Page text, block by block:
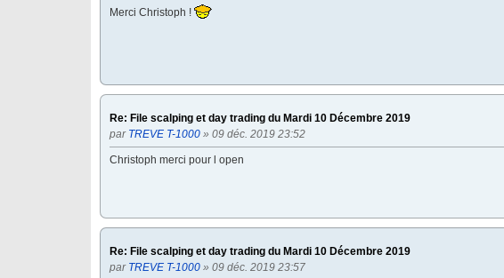
Merci Christoph !
Re: File scalping et day trading du Mardi 10 Décembre 2019
par TREVE T-1000 » 09 déc. 2019 23:52
Christoph merci pour l open
Re: File scalping et day trading du Mardi 10 Décembre 2019
par TREVE T-1000 » 09 déc. 2019 23:57